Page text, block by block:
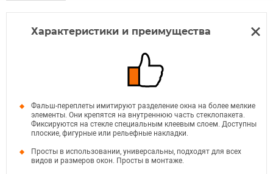
Характеристики и преимущества
Фальш-переплеты имитируют разделение окна на более мелкие
элементы. Они крепятся на внутреннюю часть стеклопакета.
Фиксируются на стекле специальным клеевым слоем. Доступны
плоские, фигурные или рельефные накладки.
Просты в использовании, универсальны, подходят для всех
видов и размеров окон. Просты в монтаже.